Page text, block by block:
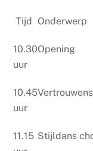
Tijd Onderwerp
10.30
uur
Opening
10.45
uur
11.15 Stijldans